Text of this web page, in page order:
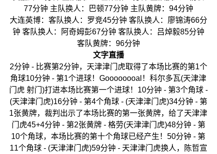
77分钟 主队换人：巴顿77分钟 主队黄牌：94分钟
大连英博：客队换人：罗竞45分钟 客队换人：廖锦涛66分
钟 客队换人：阿奇姆彭67分钟 客队换人：吕焯毅85分钟
客队黄牌：96分钟
文字直播
2分钟 - 比赛第2分钟，天津津门虎取得了本场比赛的第1个
角球10分钟 - 第1个进球！Goooooooal！科尔多瓦(天津津
门虎 射门)打进本场比赛第一个进球！10分钟 - 第3个角球 -
(天津津门虎)16分钟 - 第4个角球 - (天津津门虎)34分钟 - 第
1张黄牌，裁判出示了本场比赛的第一张黄牌，给了天津津
门虎45+4分钟 - 第2张黄牌 - 格劳(天津津门虎)48分钟 - 第
10个角球，本场比赛的第十个角球已经产生！50分钟 - 第
11个角球 - (天津津门虎)59分钟 - 天津津门虎换人，陈哲宣